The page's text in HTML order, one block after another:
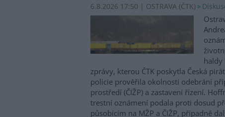
6.8.2026 17:50 | OSTRAVA (ČTK)
haldy
zprávy, kterou ČTK poskytla Česká
policie prověřila okolnosti odebrání
prostředí (ČIŽP) a zastavení řízení.
trestní oznámení podala proti dosud
působícím na MŽP a ČIŽP, případně